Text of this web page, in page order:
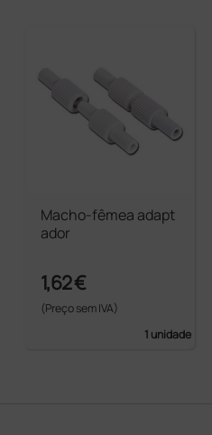
Macho-fêmea adapt
ador
1,62 €
(Preço sem IVA)
1 unidade